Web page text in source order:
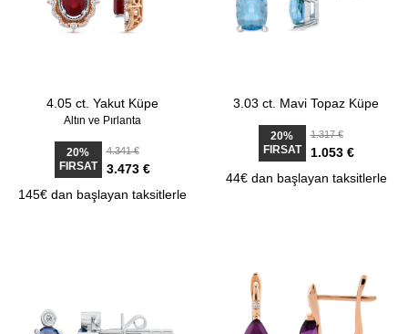
4.05 ct. Yakut Küpe
Altın ve Pırlanta
20%
FIRSAT
4.341 €
3.473 €
145€ dan başlayan taksitlerle
3.03 ct. Mavi Topaz Küpe
20%
FIRSAT
1.317 €
1.053 €
44€ dan başlayan taksitlerle